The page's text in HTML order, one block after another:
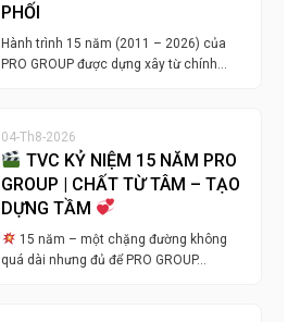
PHỐI
Hành trình 15 năm (2011 – 2026) của
PRO GROUP được dựng xây từ chính…
04-Th8-2026
TVC KỶ NIỆM 15 NĂM PRO
GROUP | CHẤT TỪ TÂM – TẠO
DỰNG TẦM
15 năm – một chặng đường không
quá dài nhưng đủ để PRO GROUP…